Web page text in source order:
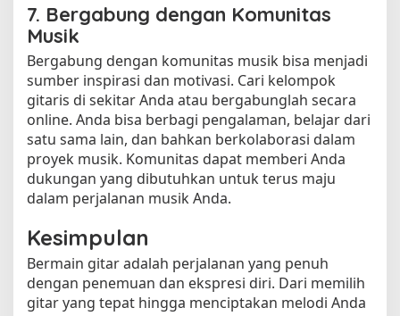
7. Bergabung dengan Komunitas
Musik
Bergabung dengan komunitas musik bisa menjadi
sumber inspirasi dan motivasi. Cari kelompok
gitaris di sekitar Anda atau bergabunglah secara
online. Anda bisa berbagi pengalaman, belajar dari
satu sama lain, dan bahkan berkolaborasi dalam
proyek musik. Komunitas dapat memberi Anda
dukungan yang dibutuhkan untuk terus maju
dalam perjalanan musik Anda.
Kesimpulan
Bermain gitar adalah perjalanan yang penuh
dengan penemuan dan ekspresi diri. Dari memilih
gitar yang tepat hingga menciptakan melodi Anda